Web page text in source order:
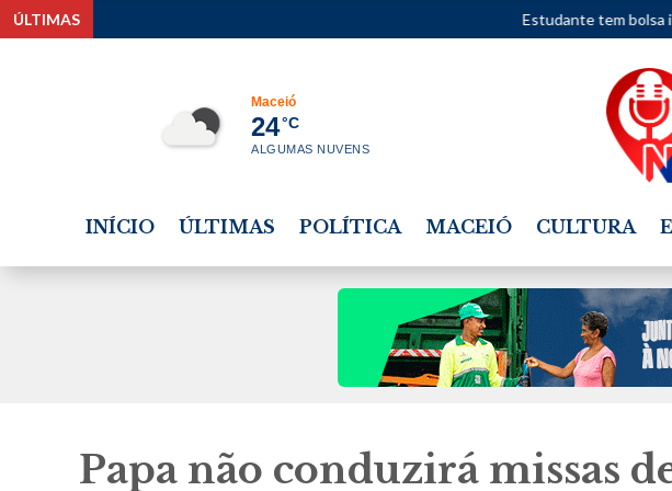
ÚLTIMAS Estudante tem bolsa integral do Prouni
Maceió
24°C
ALGUMAS NUVENS
INÍCIO ÚLTIMAS POLÍTICA MACEIÓ CULTURA
Papa não conduzirá missas